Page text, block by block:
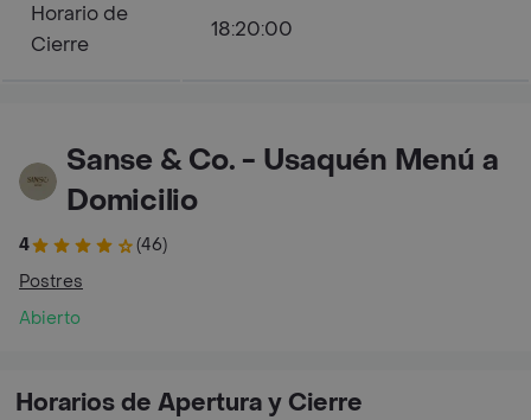
Horario de
Cierre
18:20:00
Sanse & Co. - Usaquén Menú a
Domicilio
4
(46)
Postres
Abierto
Horarios de Apertura y Cierre